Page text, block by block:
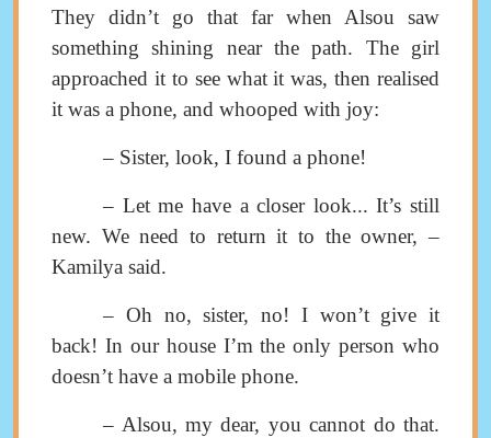
They didn’t go that far when Alsou saw
something shining near the path.
The girl
approached it to see what it was, then realised
it was a phone, and whooped with joy:
– Sister, look, I found a phone!
– Let me have a closer look...It’s still
new. We need to return it to the owner, –
Kamilya said.
– Oh no, sister, no! I won’t give it
back! In our house I’m the only person who
doesn’t have a mobile phone.
– Alsou,my dear, you cannot do that.